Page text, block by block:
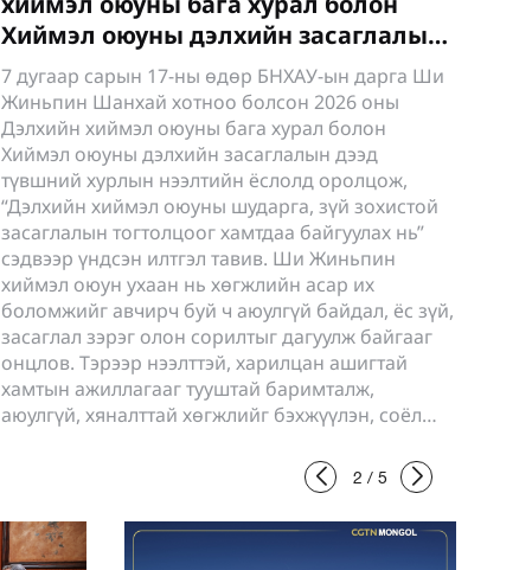
Хятад улсын дарга Ши Жиньпин долдугаар
сарын 15-нд Шанхай хотноо ажиллах үеэр
онцлохдоо, хотын шинэчлэлийг чанартай
хэрэгжүүлэх нь хотын орчин үеийн хөгжлийг
урагшлуулах гол хүчин зүйл юм. "Хүн төвтэй хот"
гэсэн үзэл баримтлалыг бүрэн хэрэгжүүлж,
иргэдийн хэрэгцээ, санал бодол, үнэлэмжийг
тогтмол сонссон байх ёстой. Хотын
шинэчлэлийн ажлыг нямбай, бодит үр
дүнтэйгээр хэрэгжүүлснээр оршин суугчдын
ашиг тус, аз жаргал, аюулгүй байдлын
мэдрэмжийг тасралтгүй дээшлүүлэх болно
гэжээ.
3 / 5